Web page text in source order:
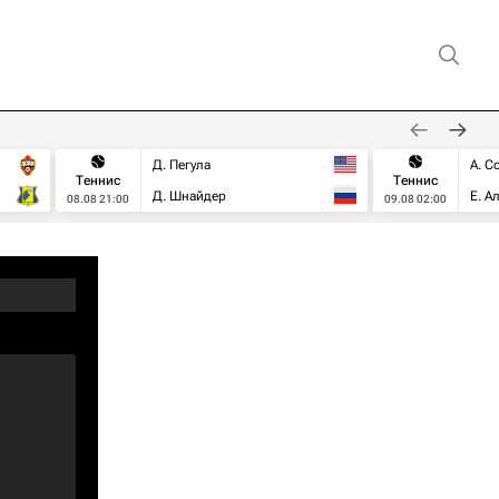
Теннис
08.08 21:00
Д. Пегула
Д. Шнайдер
Теннис
09.08 02:00
А.
Е.